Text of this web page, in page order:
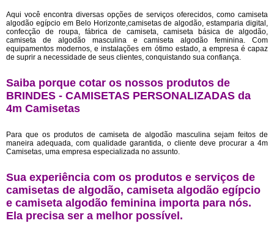
Aqui você encontra diversas opções de serviços oferecidos, como camiseta
algodão egípcio em Belo Horizonte,camisetas de algodão, estamparia digital,
confecção de roupa, fábrica de camiseta, camiseta básica de algodão,
camiseta de algodão masculina e camiseta algodão feminina. Com
equipamentos modernos, e instalações em ótimo estado, a empresa é capaz
de suprir a necessidade de seus clientes, conquistando sua confiança.
Saiba porque cotar os nossos produtos de
BRINDES - CAMISETAS PERSONALIZADAS da
4m Camisetas
Para que os produtos de camiseta de algodão masculina sejam feitos de
maneira adequada, com qualidade garantida, o cliente deve procurar a 4m
Camisetas, uma empresa especializada no assunto.
Sua experiência com os produtos e serviços de
camisetas de algodão, camiseta algodão egípcio
e camiseta algodão feminina importa para nós.
Ela precisa ser a melhor possível.